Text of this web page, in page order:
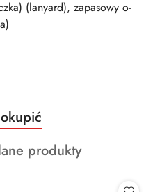
(lanyard), zapasowy o-
produkty